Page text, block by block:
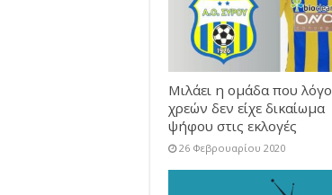
Μιλάει η ομάδα που λόγο
χρεών δεν είχε δικαίωμα
ψήφου στις εκλογές
26 Φεβρουαρίου 2020